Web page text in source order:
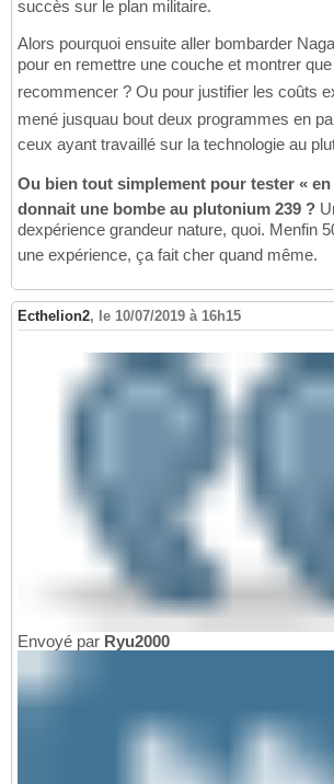
succès sur le plan militaire.
Alors pourquoi ensuite aller bombarder
pour en remettre une couche et montrer que
recommencer ? Ou pour justifier les coûts
mené jusquau bout deux programmes en
ceux ayant travaillé sur la technologie au
Ou bien tout simplement pour tester « en
donnait une bombe au plutonium 239 ?
dexpérience grandeur nature, quoi. Menfin
une expérience, ça fait cher quand même.
Ecthelion2, le 10/07/2019 à 16h15
Envoyé par Ryu2000